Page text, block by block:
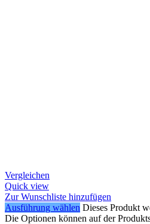
Vergleichen
Quick view
Zur Wunschliste hinzufügen
Ausführung wählen Dieses Produkt
Die Optionen können auf der